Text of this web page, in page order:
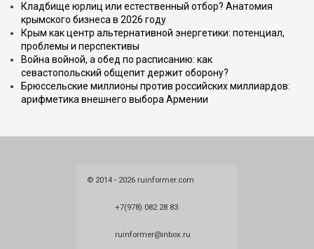
Кладбище юрлиц или естественный отбор? Анатомия
крымского бизнеса в 2026 году
Крым как центр альтернативной энергетики: потенциал,
проблемы и перспективы
Война войной, а обед по расписанию: как
севастопольский общепит держит оборону?
Брюссельские миллионы против российских миллиардов:
арифметика внешнего выбора Армении
© 2014 - 2026 ruinformer.com
+7(978) 082 28 83
ruinformer@inbox.ru